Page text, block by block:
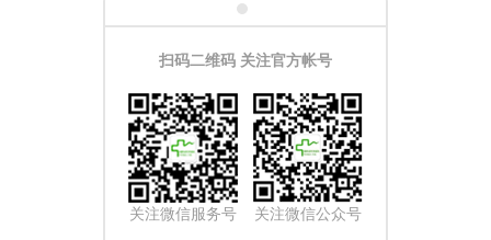
扫码二维码 关注官方帐号
关注微信服务号 关注微信公众号